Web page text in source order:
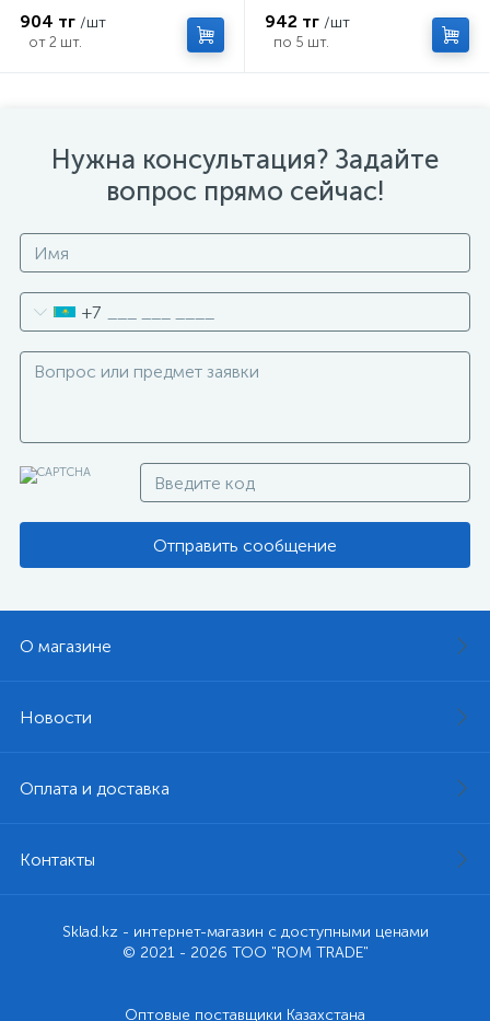
904 тг /шт
от 2 шт.
942 тг /шт
по 5 шт.
Нужна консультация? Задайте
вопрос прямо сейчас!
+7
Отправить сообщение
О магазине
Новости
Оплата и доставка
Контакты
Sklad.kz - интернет-магазин с доступными ценами
© 2021 - 2026 ТОО "ROM TRADE"
Оптовые поставщики Казахстана